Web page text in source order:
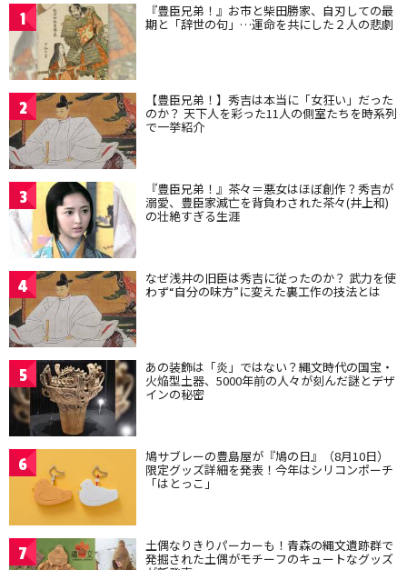
1 『豊臣兄弟！』お市と柴田勝家、自刃しての最
期と「辞世の句」…運命を共にした２人の悲劇
2 【豊臣兄弟！】秀吉は本当に「女狂い」だった
のか？ 天下人を彩った11人の側室たちを時系列
で一挙紹介
3 『豊臣兄弟！』茶々＝悪女はほぼ創作？秀吉が
溺愛、豊臣家滅亡を背負わされた茶々(井上和)
の壮絶すぎる生涯
4 なぜ浅井の旧臣は秀吉に従ったのか？ 武力を使
わず“自分の味方”に変えた裏工作の技法とは
5 あの装飾は「炎」ではない？縄文時代の国宝・
火焔型土器、5000年前の人々が刻んだ謎とデザ
インの秘密
6 鳩サブレーの豊島屋が『鳩の日』（8月10日）
限定グッズ詳細を発表！今年はシリコンポーチ
「はとっこ」
7 土偶なりきりパーカーも！青森の縄文遺跡群で
発掘された土偶がモチーフのキュートなグッズ